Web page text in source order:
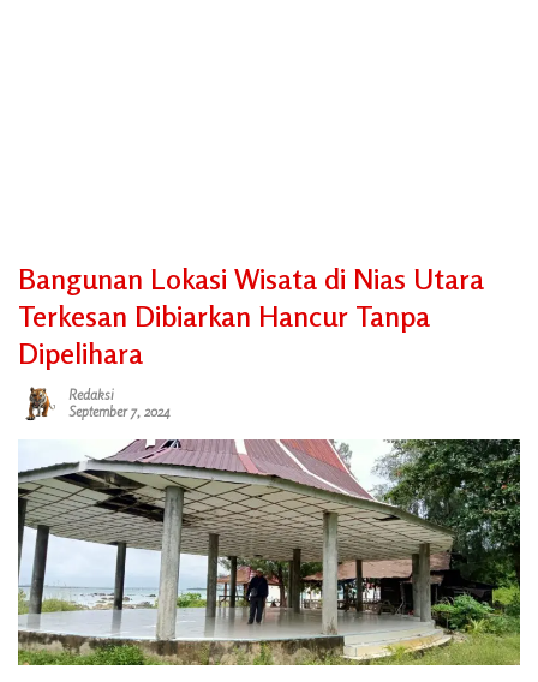
Bangunan Lokasi Wisata di Nias Utara
Terkesan Dibiarkan Hancur Tanpa
Dipelihara
Redaksi
September 7, 2024